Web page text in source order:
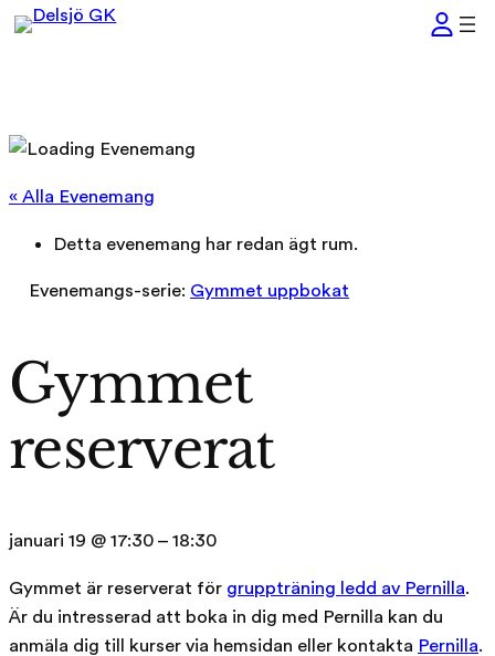
« Alla Evenemang
Detta evenemang har redan ägt rum.
Evenemangs-serie: Gymmet uppbokat
Gymmet
reserverat
januari 19 @ 17:30 – 18:30
Gymmet är reserverat för gruppträning ledd av Pernilla.
Är du intresserad att boka in dig med Pernilla kan du
anmäla dig till kurser via hemsidan eller kontakta Pernilla.